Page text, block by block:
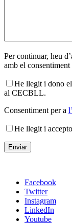
Per continuar, heu
amb el consentiment
He llegit i dono el
al CECBLL.
Consentiment per a
He llegit i
Facebook
Twitter
Instagram
LinkedIn
Youtube